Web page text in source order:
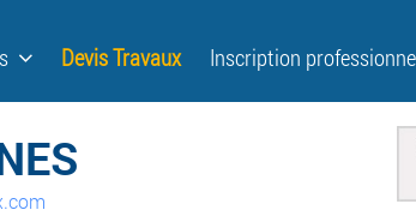
Devis Travaux Inscription